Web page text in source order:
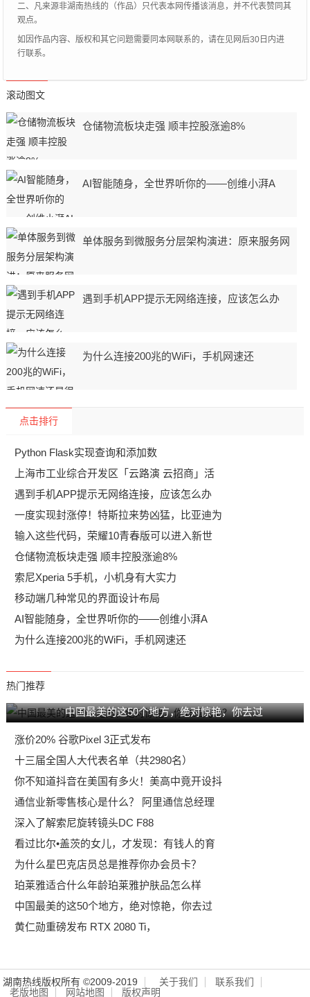
二、凡来源非湖南热线的（作品）只代表本网传播该消息，并不代表赞同其
观点。
如因作品内容、版权和其它问题需要同本网联系的，请在见网后30日内进
行联系。
滚动图文
仓储物流板块走强 顺丰控股涨逾8%
AI智能随身，全世界听你的——创维小湃A
单体服务到微服务分层架构演进：原来服务网
遇到手机APP提示无网络连接，应该怎么办
为什么连接200兆的WiFi，手机网速还
点击排行
Python Flask实现查询和添加数
上海市工业综合开发区「云路演 云招商」活
遇到手机APP提示无网络连接，应该怎么办
一度实现封涨停！特斯拉来势凶猛，比亚迪为
输入这些代码，荣耀10青春版可以进入新世
仓储物流板块走强 顺丰控股涨逾8%
索尼Xperia 5手机，小机身有大实力
移动端几种常见的界面设计布局
AI智能随身，全世界听你的——创维小湃A
为什么连接200兆的WiFi，手机网速还
热门推荐
中国最美的这50个地方，绝对惊艳，你去过
涨价20% 谷歌Pixel 3正式发布
十三届全国人大代表名单（共2980名）
你不知道抖音在美国有多火！美高中竟开设抖
通信业新零售核心是什么？ 阿里通信总经理
深入了解索尼旋转镜头DC F88
看过比尔•盖茨的女儿，才发现：有钱人的育
为什么星巴克店员总是推荐你办会员卡？
珀莱雅适合什么年龄珀莱雅护肤品怎么样
中国最美的这50个地方，绝对惊艳，你去过
黄仁勋重磅发布 RTX 2080 Ti，
湖南热线版权所有 ©2009-2019 关于我们
联系我们
老版地图
网站地图 版权声明